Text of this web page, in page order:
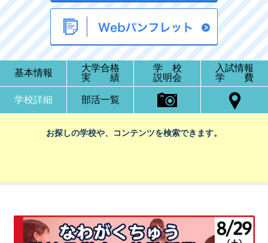
基本情報
大学合格
実 績
学 校
説明会
入試情報
学 費
学校詳細 部活一覧
お探しの学校や、コンテンツを検索できます。